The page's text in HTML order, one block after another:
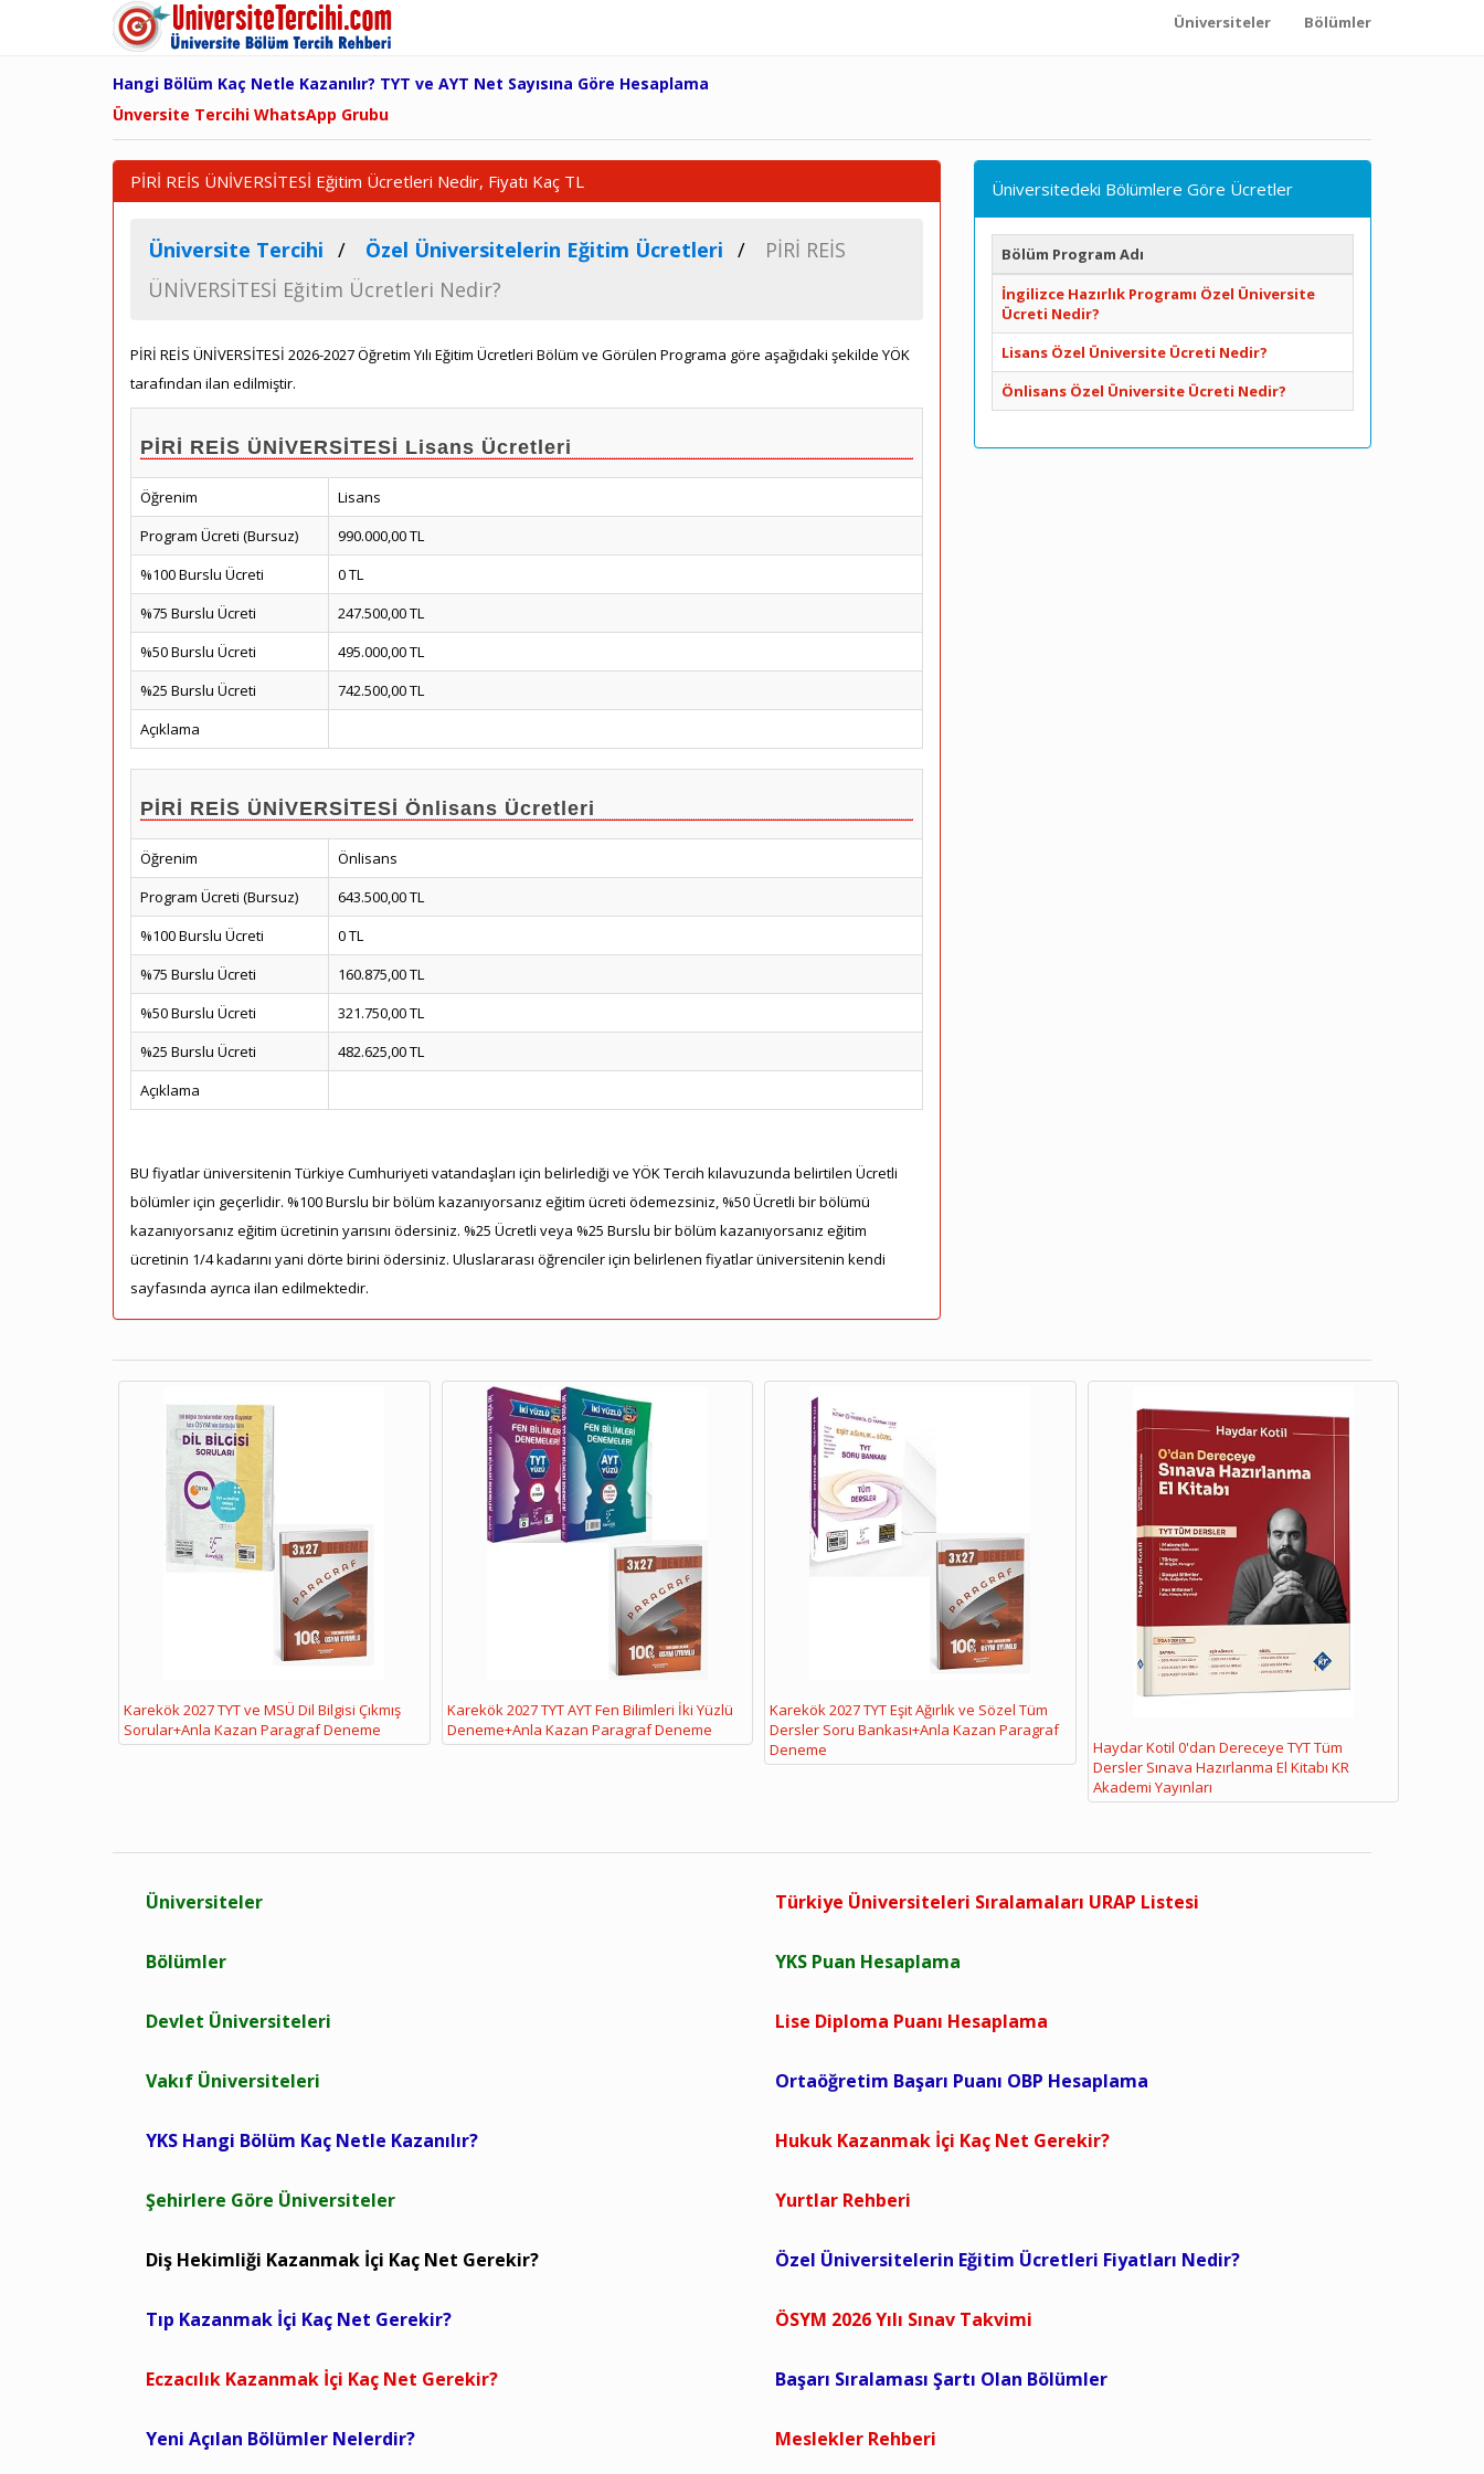
Üniversiteler Bölümler
Hangi Bölüm Kaç Netle Kazanılır? TYT ve AYT Net Sayısına Göre Hesaplama
Ünversite Tercihi WhatsApp Grubu
PİRİ REİS ÜNİVERSİTESİ Eğitim Ücretleri Nedir, Fiyatı Kaç TL
Üniversite Tercihi Özel Üniversitelerin Eğitim Ücretleri
PİRİ REİS
ÜNİVERSİTESİ Eğitim Ücretleri Nedir?
PİRİ REİS ÜNİVERSİTESİ 2026-2027 Öğretim Yılı Eğitim Ücretleri Bölüm ve Görülen Programa göre aşağıdaki şekilde YÖK
tarafından ilan edilmiştir.
PİRİ REİS ÜNİVERSİTESİ Lisans Ücretleri
Öğrenim
Lisans
Program Ücreti (Bursuz)
990.000,00 TL
%100 Burslu Ücreti
0 TL
%75 Burslu Ücreti
247.500,00 TL
%50 Burslu Ücreti
495.000,00 TL
%25 Burslu Ücreti
742.500,00 TL
Açıklama
PİRİ REİS ÜNİVERSİTESİ Önlisans Ücretleri
Öğrenim
Önlisans
Program Ücreti (Bursuz)
643.500,00 TL
%100 Burslu Ücreti
0 TL
%75 Burslu Ücreti
160.875,00 TL
%50 Burslu Ücreti
321.750,00 TL
%25 Burslu Ücreti
482.625,00 TL
Açıklama
BU fiyatlar üniversitenin Türkiye Cumhuriyeti vatandaşları için belirlediği ve YÖK Tercih kılavuzunda belirtilen Ücretli
bölümler için geçerlidir. %100 Burslu bir bölüm kazanıyorsanız eğitim ücreti ödemezsiniz, %50 Ücretli bir bölümü
kazanıyorsanız eğitim ücretinin yarısını ödersiniz. %25 Ücretli veya %25 Burslu bir bölüm kazanıyorsanız eğitim
ücretinin 1/4 kadarını yani dörte birini ödersiniz. Uluslararası öğrenciler için belirlenen fiyatlar üniversitenin kendi
sayfasında ayrıca ilan edilmektedir.
Üniversitedeki Bölümlere Göre Ücretler
Bölüm Program Adı
İngilizce Hazırlık Programı Özel Üniversite
Ücreti Nedir?
Lisans Özel Üniversite Ücreti Nedir?
Önlisans Özel Üniversite Ücreti Nedir?
Karekök 2027 TYT ve MSÜ Dil Bilgisi Çıkmış
Sorular+Anla Kazan Paragraf Deneme
Karekök 2027 TYT AYT Fen Bilimleri İki Yüzlü
Deneme+Anla Kazan Paragraf Deneme
Karekök 2027 TYT Eşit Ağırlık ve Sözel Tüm
Dersler Soru Bankası+Anla Kazan Paragraf
Deneme
Haydar Kotil 0'dan Dereceye TYT Tüm
Dersler Sınava Hazırlanma El Kitabı KR
Akademi Yayınları
Üniversiteler
Bölümler
Devlet Üniversiteleri
Vakıf Üniversiteleri
YKS Hangi Bölüm Kaç Netle Kazanılır?
Şehirlere Göre Üniversiteler
Diş Hekimliği Kazanmak İçi Kaç Net Gerekir?
Tıp Kazanmak İçi Kaç Net Gerekir?
Eczacılık Kazanmak İçi Kaç Net Gerekir?
Yeni Açılan Bölümler Nelerdir?
Türkiye Üniversiteleri Sıralamaları URAP Listesi
YKS Puan Hesaplama
Lise Diploma Puanı Hesaplama
Ortaöğretim Başarı Puanı OBP Hesaplama
Hukuk Kazanmak İçi Kaç Net Gerekir?
Yurtlar Rehberi
Özel Üniversitelerin Eğitim Ücretleri Fiyatları Nedir?
ÖSYM 2026 Yılı Sınav Takvimi
Başarı Sıralaması Şartı Olan Bölümler
Meslekler Rehberi